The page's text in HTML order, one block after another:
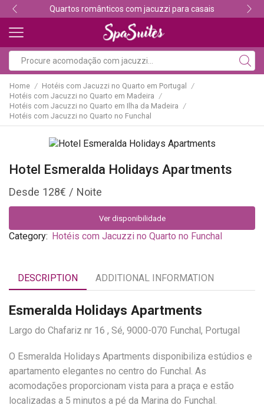
Quartos românticos com jacuzzi para casais
Home / Hotéis com Jacuzzi no Quarto em Portugal /
Hotéis com Jacuzzi no Quarto em Madeira /
Hotéis com Jacuzzi no Quarto em Ilha da Madeira /
Hotéis com Jacuzzi no Quarto no Funchal
Hotel Esmeralda Holidays Apartments
128€
Ver disponibilidade
Category: Hotéis com Jacuzzi no Quarto no Funchal
DESCRIPTION ADDITIONAL INFORMATION
Esmeralda Holidays Apartments
Largo do Chafariz nr 16 , Sé, 9000-070 Funchal, Portugal
O Esmeralda Holidays Apartments disponibiliza estúdios e
apartamento elegantes no centro do Funchal. As
acomodações proporcionam vista para a praça e estão
localizadas a 5 minutos a pé da Marina do Funchal.